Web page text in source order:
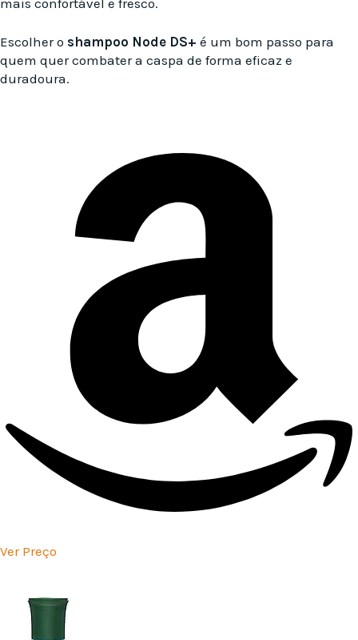
Escolher o shampoo Node DS+ é um bom passo para
quem quer combater a caspa de forma eficaz e
duradoura.
Ver Preço